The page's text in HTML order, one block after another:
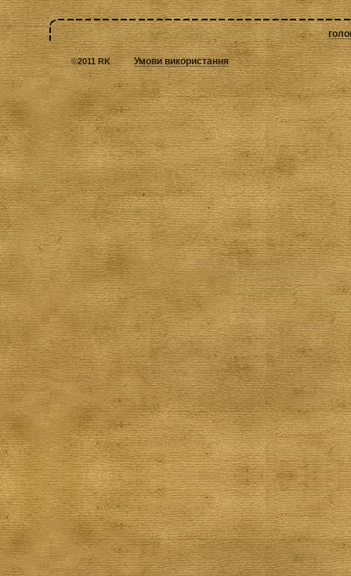
©2011 RK Умови використання